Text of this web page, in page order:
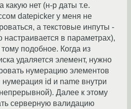
какую нет (н-р даты т.е.
datepicker у меня не
а текстовые инпуты -
настраивается в параметрах),
подобное. Когда из
удаляется элемент, нужно
нумерацию элементов
id и name внутри
Далее к этому
серверную валидацию